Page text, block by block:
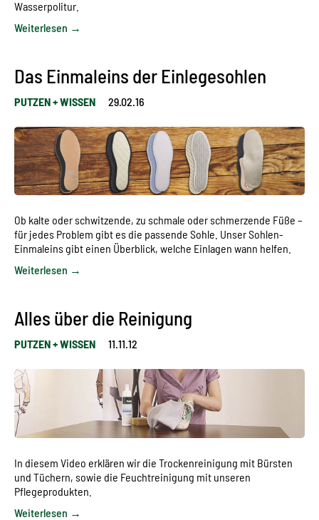
Wasserpolitur.
Weiterlesen →
Das Einmaleins der Einlegesohlen
PUTZEN + WISSEN 29.02.16
Ob kalte oder schwitzende, zu schmale oder schmerzende Füße –
für jedes Problem gibt es die passende Sohle. Unser Sohlen-
Einmaleins gibt einen Überblick, welche Einlagen wann helfen.
Weiterlesen →
Alles über die Reinigung
PUTZEN + WISSEN 11.11.12
In diesem Video erklären wir die Trockenreinigung mit Bürsten
und Tüchern, sowie die Feuchtreinigung mit unseren
Pflegeprodukten.
Weiterlesen →